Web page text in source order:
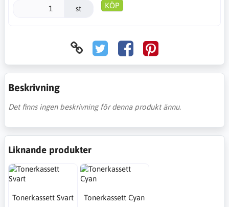
st KÖP
Beskrivning
Det finns ingen beskrivning för denna produkt ännu.
Liknande produkter
Tonerkassett Svart Tonerkassett Cyan